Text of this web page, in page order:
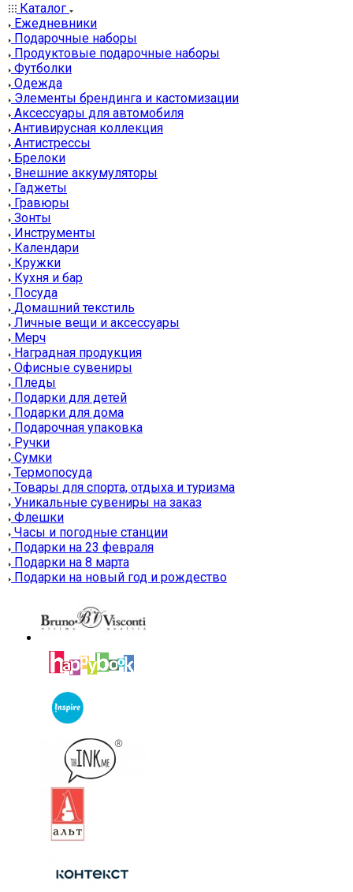
Каталог
Ежедневники
Подарочные наборы
Продуктовые подарочные наборы
Футболки
Одежда
Элементы брендинга и кастомизации
Аксессуары для автомобиля
Антивирусная коллекция
Антистрессы
Брелоки
Внешние аккумуляторы
Гаджеты
Гравюры
Зонты
Инструменты
Календари
Кружки
Кухня и бар
Посуда
Домашний текстиль
Личные вещи и аксессуары
Мерч
Наградная продукция
Офисные сувениры
Пледы
Подарки для детей
Подарки для дома
Подарочная упаковка
Ручки
Сумки
Термопосуда
Товары для спорта, отдыха и туризма
Уникальные сувениры на заказ
Флешки
Часы и погодные станции
Подарки на 23 февраля
Подарки на 8 марта
Подарки на новый год и рождество